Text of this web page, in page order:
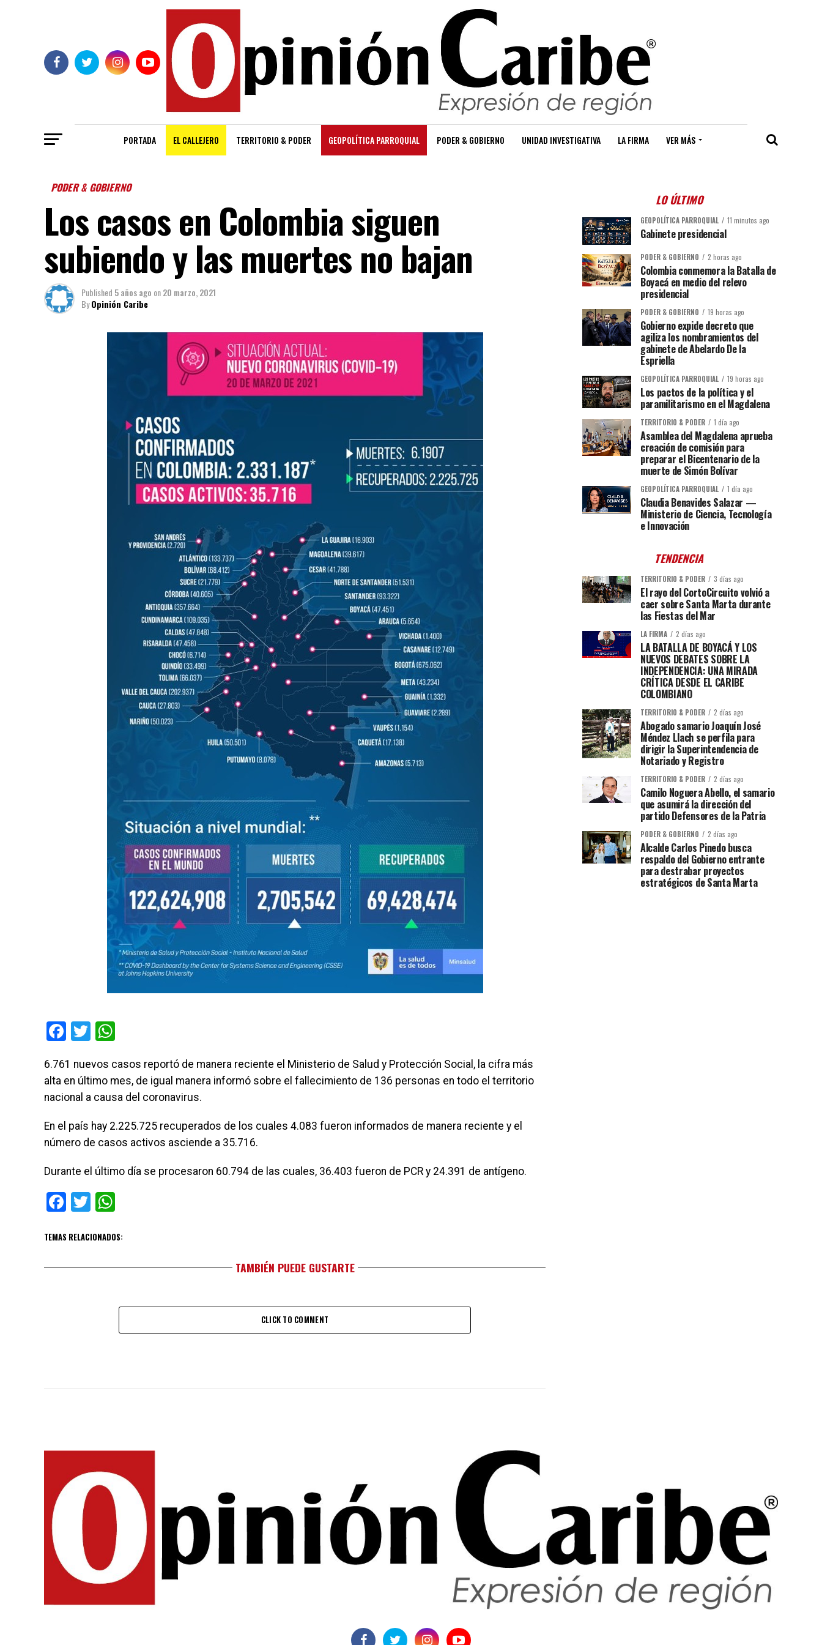
PORTADA EL CALLEJERO TERRITORIO & PODER GEOPOLÍTICA PARROQUIAL PODER & GOBIERNO UNIDAD INVESTIGATIVA LA FIRMA VER MÁS
PODER & GOBIERNO
Los casos en Colombia siguen
subiendo y las muertes no bajan
Published 5 años ago on20 marzo, 2021
ByOpinión Caribe
Facebook
Twitter
6.761 nuevos casos reportó de manera reciente el Ministerio de Salud y Protección Social, la cifra más
alta en último mes, de igual manera informó sobre el fallecimiento de 136 personas en todo el territorio
nacional a causa del coronavirus.
En el país hay 2.225.725 recuperados de los cuales 4.083 fueron informados de manera reciente y el
número de casos activos asciende a 35.716.
Durante el último día se procesaron 60.794 de las cuales, 36.403 fueron de PCR y 24.391 de antígeno.
Facebook
Twitter
TEMAS RELACIONADOS:
TAMBIÉN PUEDE GUSTARTE
CLICK TO COMMENT
LO ÚLTIMO
GEOPOLÍTICA PARROQUIAL 11 minutos ago
Gabinete presidencial
PODER & GOBIERNO 2 horas ago
Colombia conmemora la Batalla de
Boyacá en medio del relevo
presidencial
PODER & GOBIERNO 19 horas ago
Gobierno expide decreto que
agiliza los nombramientos del
gabinete de Abelardo De la
Espriella
GEOPOLÍTICA PARROQUIAL 19 horas ago
Los pactos de la política y el
paramilitarismo en el Magdalena
TERRITORIO & PODER 1 día ago
Asamblea del Magdalena aprueba
creación de comisión para
preparar el Bicentenario de la
muerte de Simón Bolívar
GEOPOLÍTICA PARROQUIAL 1 día ago
Claudia Benavides Salazar —
Ministerio de Ciencia, Tecnología
e Innovación
TENDENCIA
TERRITORIO & PODER 3 días ago
El rayo del CortoCircuito volvió a
caer sobre Santa Marta durante
las Fiestas del Mar
LA FIRMA 2 días ago
LA BATALLA DE BOYACÁ Y LOS
NUEVOS DEBATES SOBRE LA
INDEPENDENCIA: UNA MIRADA
CRÍTICA DESDE EL CARIBE
COLOMBIANO
TERRITORIO & PODER 2 días ago
Abogado samario Joaquín José
Méndez Llach se perfila para
dirigir la Superintendencia de
Notariado y Registro
TERRITORIO & PODER 2 días ago
Camilo Noguera Abello, el samario
que asumirá la dirección del
partido Defensores de la Patria
PODER & GOBIERNO 2 días ago
Alcalde Carlos Pinedo busca
respaldo del Gobierno entrante
para destrabar proyectos
estratégicos de Santa Marta